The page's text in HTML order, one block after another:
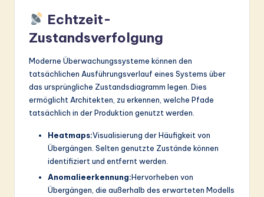
Echtzeit-
Zustandsverfolgung
Moderne Überwachungssysteme können den
tatsächlichen Ausführungsverlauf eines Systems über
das ursprüngliche Zustandsdiagramm legen. Dies
ermöglicht Architekten, zu erkennen, welche Pfade
tatsächlich in der Produktion genutzt werden.
Heatmaps:Visualisierung der Häufigkeit von
Übergängen. Selten genutzte Zustände können
identifiziert und entfernt werden.
Anomalieerkennung:Hervorheben von
Übergängen, die außerhalb des erwarteten Modells